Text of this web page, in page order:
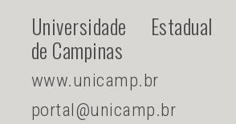
Universidade Estadual
de Campinas
www.unicamp.br
portal@unicamp.br